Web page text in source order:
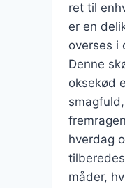
ret til
er en
overses i
Denne
oksekød
hverdag
måder,